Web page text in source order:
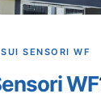
SENSORI WF
WF